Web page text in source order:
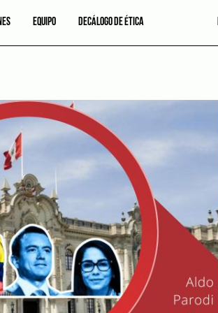
EQUIPO DECÁLOGO DE ÉTICA